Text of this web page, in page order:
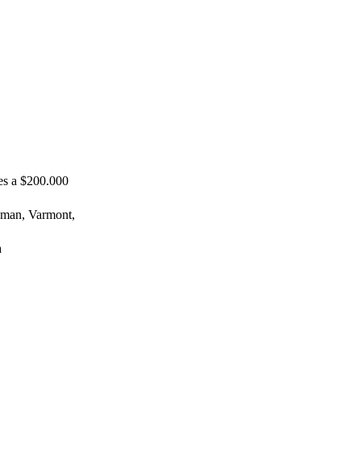
a $200.000
Varmont,